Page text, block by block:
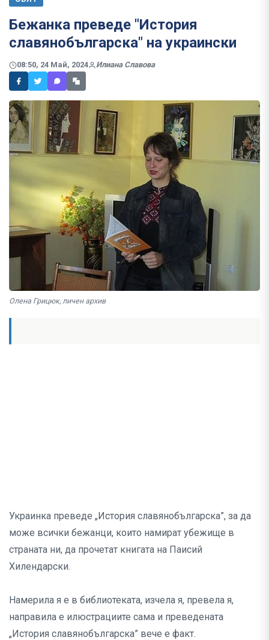
Бежанка преведе "История
славянобългарска" на украински
08:50, 24 Май, 2024 Илиана Славова
Олена Грицюк, личен архив
Украинка преведе „История славянобългарска”, за да
може всички бежанци, които намират убежище в
страната ни, да прочетат книгата на Паисий
Хилендарски.
Намерила я е в библиотеката, изчела я, превела я,
направила е илюстрациите сама и преведената
„История славянобългарска” вече е факт.